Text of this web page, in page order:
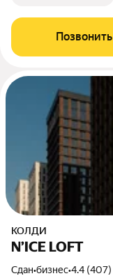
Позвонить
КОЛДИ
N’ICE LOFT
Сдан•бизнес•4.4 (407)